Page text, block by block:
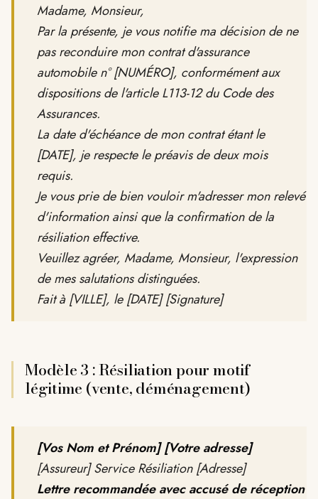
Madame, Monsieur,
Par la présente, je vous notifie ma décision de ne
pas reconduire mon contrat d'assurance
automobile n° [NUMÉRO], conformément aux
dispositions de l'article L113-12 du Code des
Assurances.
La date d'échéance de mon contrat étant le
[DATE], je respecte le préavis de deux mois
requis.
Je vous prie de bien vouloir m'adresser mon relevé
d'information ainsi que la confirmation de la
résiliation effective.
Veuillez agréer, Madame, Monsieur, l'expression
de mes salutations distinguées.
Fait à [VILLE], le [DATE] [Signature]
Modèle 3 : Résiliation pour motif
légitime (vente, déménagement)
[Vos Nom et Prénom] [Votre adresse]
[Assureur] Service Résiliation [Adresse]
Lettre recommandée avec accusé de réception